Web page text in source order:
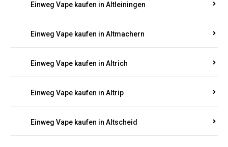
Einweg Vape kaufen in Altleiningen
Einweg Vape kaufen in Altmachern
Einweg Vape kaufen in Altrich
Einweg Vape kaufen in Altrip
Einweg Vape kaufen in Altscheid